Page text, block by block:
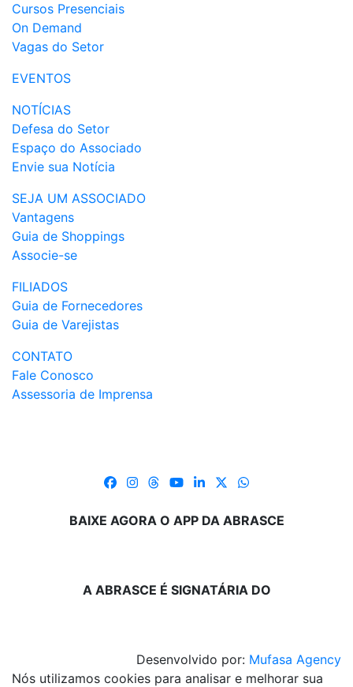
Cursos Presenciais
On Demand
Vagas do Setor
EVENTOS
NOTÍCIAS
Defesa do Setor
Espaço do Associado
Envie sua Notícia
SEJA UM ASSOCIADO
Vantagens
Guia de Shoppings
Associe-se
FILIADOS
Guia de Fornecedores
Guia de Varejistas
CONTATO
Fale Conosco
Assessoria de Imprensa
BAIXE AGORA O APP DA ABRASCE
A ABRASCE É SIGNATÁRIA DO
Desenvolvido por: Mufasa Agency
Nós utilizamos cookies para analisar e melhorar sua